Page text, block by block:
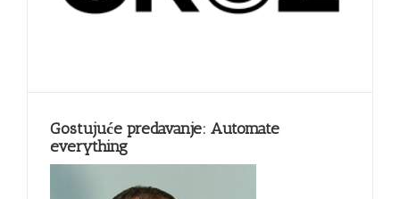
Gostujuće predavanje: Automate
everything